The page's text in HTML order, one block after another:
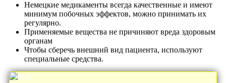
Немецкие медикаменты всегда качественные и имеют
минимум побочных эффектов, можно принимать их
регулярно.
Применяемые вещества не причиняют вреда здоровым
органам
Чтобы сберечь внешний вид пациента, используют
специальные средства.